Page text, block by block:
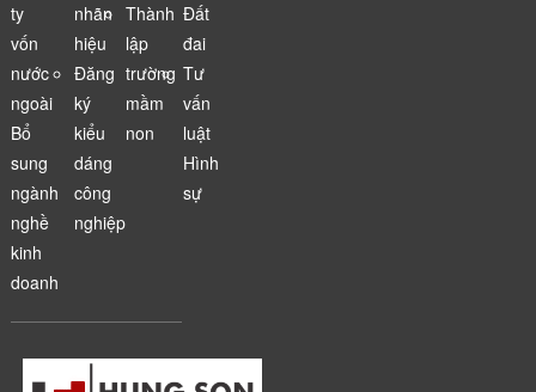
ty
vốn
nước
ngoài
Bổ
sung
ngành
nghề
kinh
doanh
nhãn
hiệu
Đăng
ký
kiểu
dáng
công
nghiệp
Thành
lập
trường
mầm
non
Đất
đai
Tư
vấn
luật
Hình
sự